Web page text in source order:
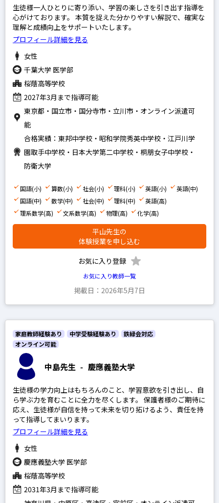
生徒様一人ひとりに寄り添い、学習の楽しさを引き出す指導を
心がけております。 本質を捉えた分かりやすい解説で、確実な
理解と成績向上をサポートいたします。
プロフィール詳細を見る
女性
千葉大学 医学部
桜蔭高等学校
2027年3月まで指導可能
東京都・国立市・国分寺市・立川市・オンライン派遣可
能
合格実績：東邦中学校・昭和学院秀英中学校・江戸川学
園取手中学校・日本大学第二中学校・桐朋女子中学校・
防衛大学
国語(小) 算数(小) 社会(小) 理科(小) 英語(小)
英語(中)
国語(中)
数学(中) 社会(中) 理科(中)
英語(高)
理系数学(高)
文系数学(高) 物理(高) 化学(高)
平山先生の
体験授業を申し込む
お気に入り登録
お気に入り教師一覧
掲載日：2026年5月7日
中島先生 - 慶應義塾大学
家庭教師経験あり 中学受験経験あり
鉄緑会対応
オンライン可能
生徒様の学力向上はもちろんのこと、学習意欲を引き出し、自
ら学ぶ力を育むことに全力を尽くします。 保護者様のご期待に
応え、生徒様が自信を持って未来を切り拓けるよう、責任を持
って指導してまいります。
プロフィール詳細を見る
女性
慶應義塾大学 医学部
桜蔭高等学校
2031年3月まで指導可能